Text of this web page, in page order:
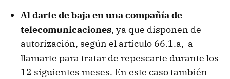
Al darte de baja en una compañía de
telecomunicaciones, ya que disponen de
autorización, según el artículo 66.1.a, a
llamarte para tratar de repescarte durante los
12 siguientes meses. En este caso también